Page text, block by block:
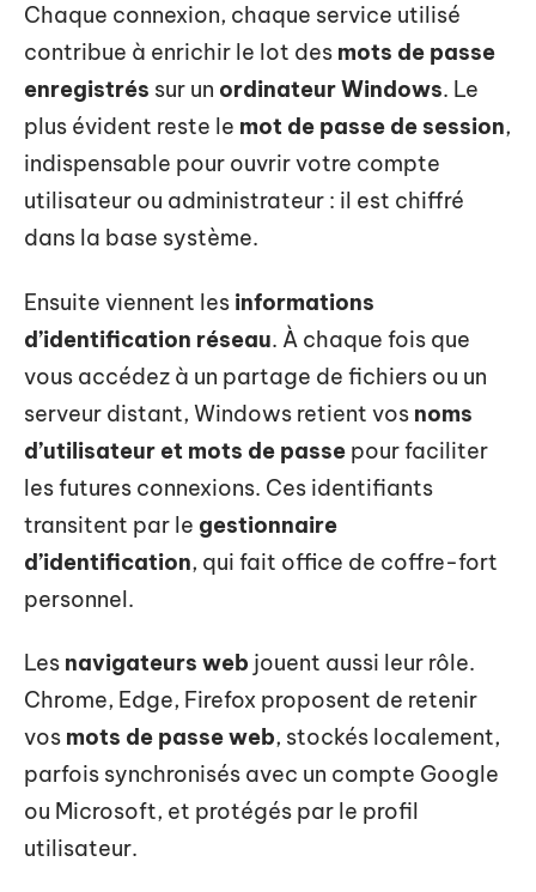
Chaque connexion, chaque service utilisé
contribue à enrichir le lot des mots de passe
enregistrés sur un ordinateur Windows. Le
plus évident reste le mot de passe de session,
indispensable pour ouvrir votre compte
utilisateur ou administrateur : il est chiffré
dans la base système.
Ensuite viennent les informations
d’identification réseau. À chaque fois que
vous accédez à un partage de fichiers ou un
serveur distant, Windows retient vos noms
d’utilisateur et mots de passe pour faciliter
les futures connexions. Ces identifiants
transitent par le gestionnaire
d’identification, qui fait office de coffre-fort
personnel.
Les navigateurs web jouent aussi leur rôle.
Chrome, Edge, Firefox proposent de retenir
vos mots de passe web, stockés localement,
parfois synchronisés avec un compte Google
ou Microsoft, et protégés par le profil
utilisateur.